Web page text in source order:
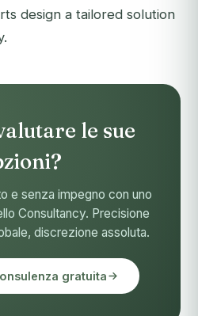
design a tailored solution
le sue
e senza impegno con uno
Consultancy. Precisione
discrezione assoluta.
gratuita